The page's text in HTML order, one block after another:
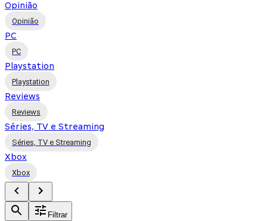
Opinião
Opinião
PC
PC
Playstation
Playstation
Reviews
Reviews
Séries, TV e Streaming
Séries, TV e Streaming
Xbox
Xbox
Filtrar